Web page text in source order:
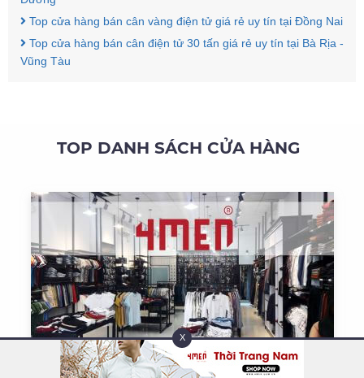
Top cửa hàng bán cân vàng điện tử giá rẻ uy tín tại Đồng Nai
Top cửa hàng bán cân điện tử 30 tấn giá rẻ uy tín tại Bà Rịa -
Vũng Tàu
TOP DANH SÁCH CỬA HÀNG
X